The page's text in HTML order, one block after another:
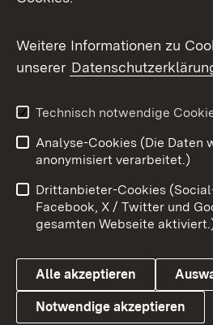
Social Wall
X / Twitter
Youtube
Link zum Landesportal
Benutzungshinweise
Datenschutz
Weitere Informationen zu
unserer
Technisch notwendige
Analyse-Cookies (Die Daten
anonymisiert verarbeitet.)
Drittanbieter-Cookies
Facebook, X / Twitter und
gesamten Webseite
Alle akzeptieren
Notwendige akzeptieren